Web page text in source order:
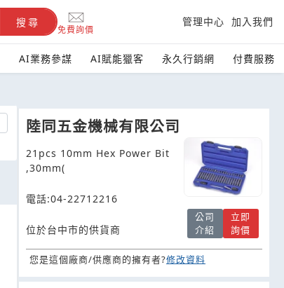
搜尋
免費詢價
管理中心 加入我們
AI業務參謀 AI賦能獵客 永久行銷網 付費服務
陸同五金機械有限公司
21pcs 10mm Hex Power Bit
,30mm(
電話:04-22712216
位於台中市的供貨商
公司
介紹
立即
詢價
您是這個廠商/供應商的擁有者?修改資料